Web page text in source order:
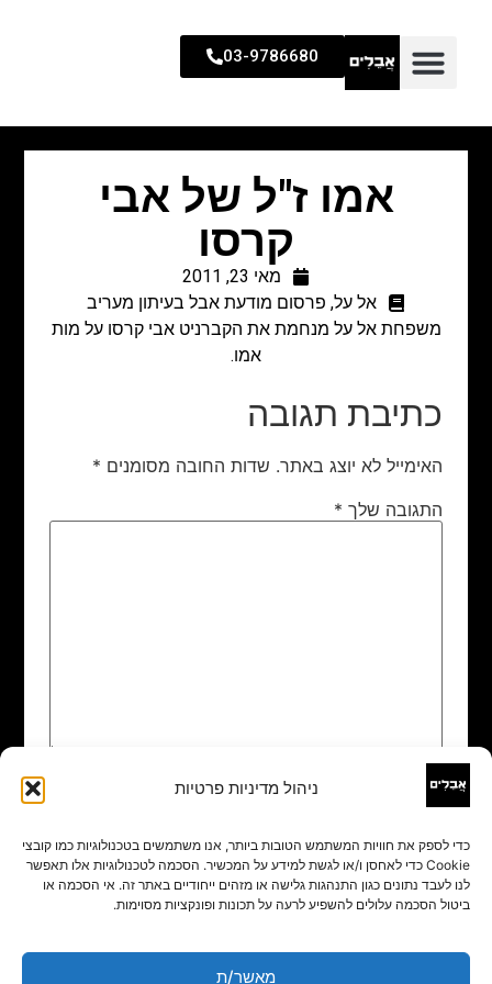
ניהול מדיניות פרטיות
כדי לספק את חוויות המשתמש הטובות ביותר, אנו משתמשים בטכנולוגיות כמו קובצי
Cookie כדי לאחסן ו/או לגשת למידע על המכשיר. הסכמה לטכנולוגיות אלו תאפשר
לנו לעבד נתונים כגון התנהגות גלישה או מזהים ייחודיים באתר זה. אי הסכמה או
ביטול הסכמה עלולים להשפיע לרעה על תכונות ופונקציות מסוימות.
מאשר/ת
03-9786680
אמו ז"ל של אבי
קרסו
מאי 23, 2011
אל על, פרסום מודעת אבל בעיתון מעריב
משפחת אל על מנחמת את הקברניט אבי קרסו על מות
אמו.
כתיבת תגובה
האימייל לא יוצג באתר. שדות החובה מסומנים *
התגובה שלך *
שם
אימייל*